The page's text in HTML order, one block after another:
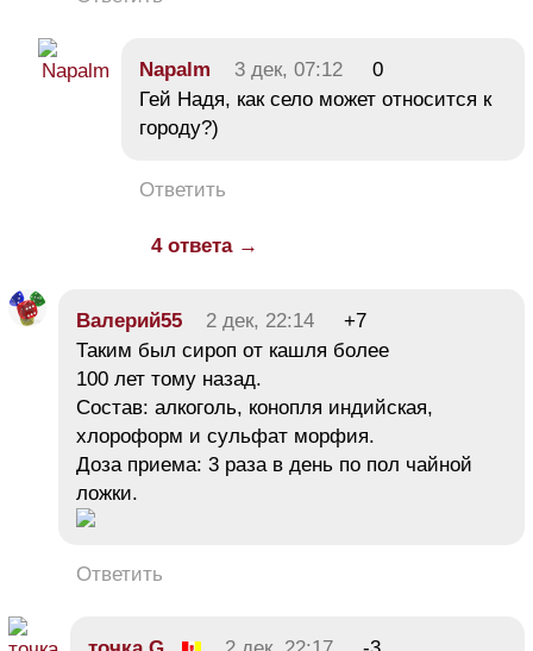
Napalm 3 дек, 07:12
0
Гей Надя, как село может относится к
городу?)
Ответить
4 ответа →
Валерий55 2 дек, 22:14
+7
Таким был сироп от кашля более
100 лет тому назад.
Состав: алкоголь, конопля индийская,
хлороформ и сульфат морфия.
Доза приема: 3 раза в день по пол чайной
ложки.
Ответить